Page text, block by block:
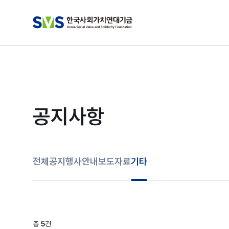
공지사항
전체 공지 행사안내보도자료기타
총 5건